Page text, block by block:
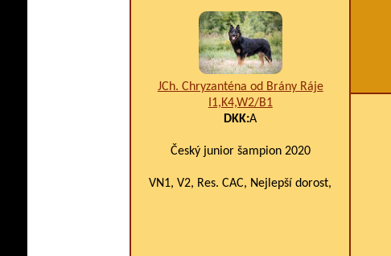
JCh. Chryzanténa od Brány Ráje
I1,K4,W2/B1
DKK:A
Český junior šampion 2020
VN1, V2, Res. CAC, Nejlepší dorost,